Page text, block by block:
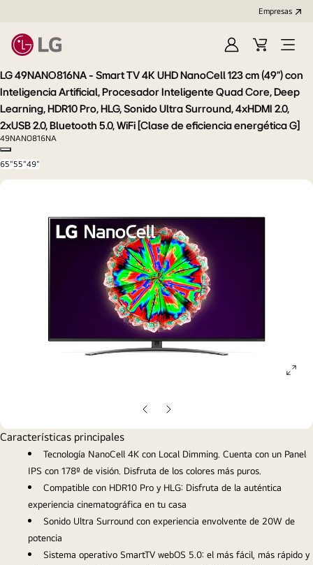
Empresas
Iniciar
Sesión
Carrito
de
compra
Open
LG 49NANO816NA - Smart TV 4K UHD NanoCell 123 cm (49") con
Inteligencia Artificial, Procesador Inteligente Quad Core, Deep
Learning, HDR10 Pro, HLG, Sonido Ultra Surround, 4xHDMI 2.0,
2xUSB 2.0, Bluetooth 5.0, WiFi [Clase de eficiencia energética G]
49NANO816NA
Copy model name
65"55"49"
Diapositiva
anterior
Diapositiva
siguiente
Características principales
Tecnología NanoCell 4K con Local Dimming. Cuenta con un Panel
IPS con 178º de visión. Disfruta de los colores más puros.
Compatible con HDR10 Pro y HLG: Disfruta de la auténtica
experiencia cinematográfica en tu casa
Sonido Ultra Surround con experiencia envolvente de 20W de
potencia
Sistema operativo SmartTV webOS 5.0: el más fácil, más rápido y